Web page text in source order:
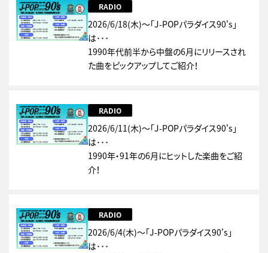
RADIO
2026/6/18(木)～「J-POPパラダイス90's」
は･･･
1990年代前半から中盤の6月にリリースされ
た曲をピックアップしてご紹介！
RADIO
2026/6/11(木)～「J-POPパラダイス90's」
は･･･
1990年・91年の6月にヒットした楽曲をご紹
介！
RADIO
2026/6/4(木)～「J-POPパラダイス90's」
は･･･